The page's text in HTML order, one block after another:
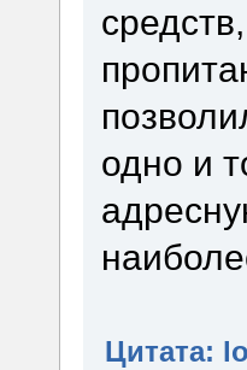
одно и
Цитата: